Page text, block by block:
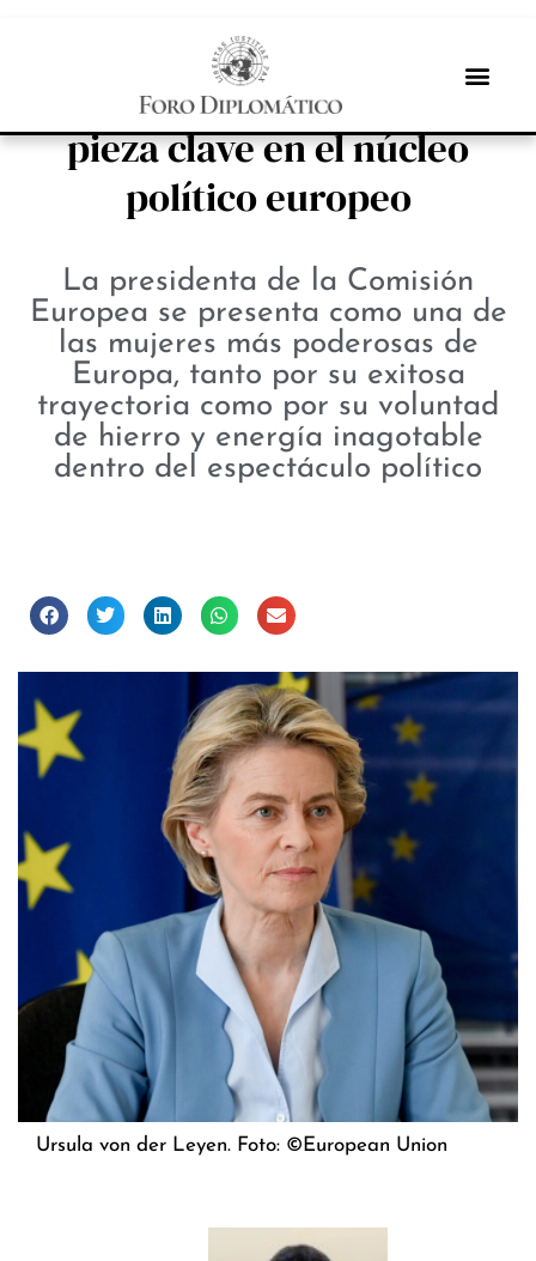
PROTAGONISTAS
Ursula von der Leyen, una
pieza clave en el núcleo
político europeo
La presidenta de la Comisión
Europea se presenta como una de
las mujeres más poderosas de
Europa, tanto por su exitosa
trayectoria como por su voluntad
de hierro y energía inagotable
dentro del espectáculo político
Ursula von der Leyen. Foto: ©European Union